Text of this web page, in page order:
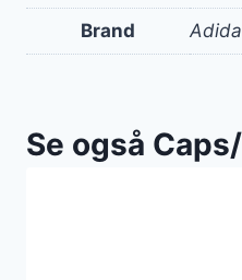
Brand
Se også